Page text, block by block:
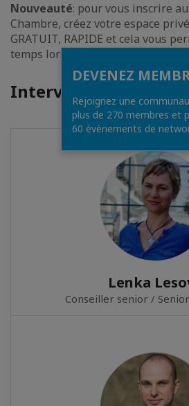
Nouveauté: pour vous inscrire
Chambre, créez votre espace
GRATUIT, RAPIDE et cela vous
temps lors de vos futures
Intervenant(s)
Lenka
Conseiller senior /
DEVENEZ
Rejoignez une
plus de 270 membres et
60 évènements de